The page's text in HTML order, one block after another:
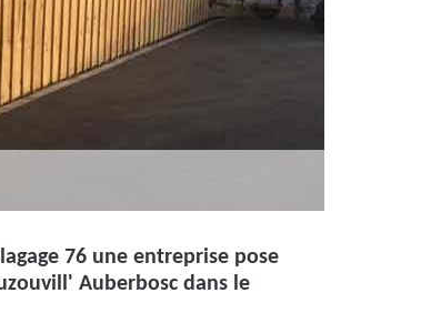
76 une entreprise pose
Auberbosc dans le